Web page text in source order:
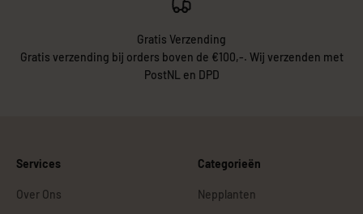
Gratis Verzending
Gratis verzending bij orders boven de €100,-. Wij verzenden met
PostNL en DPD
Services
Over Ons
Categorieën
Nepplanten